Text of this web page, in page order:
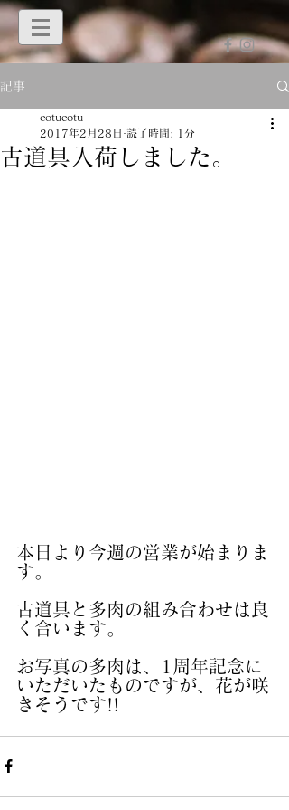
記事
古道具入荷しました。
cotucotu
2017年2月28日 読了時間: 1分
本日より今週の営業が始まりま
す。
古道具と多肉の組み合わせは良
く合います。
お写真の多肉は、1周年記念に
いただいたものですが、花が咲
きそうです!!